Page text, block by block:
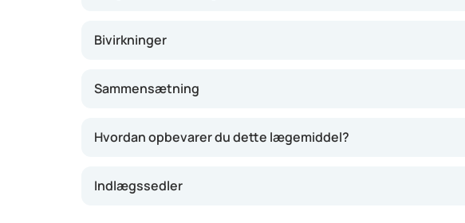
Bivirkninger
Sammensætning
Hvordan opbevarer du dette lægemiddel?
Indlægssedler